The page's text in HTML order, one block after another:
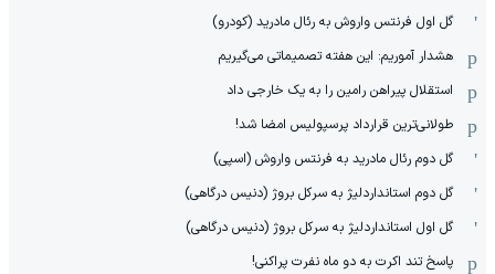
گل اول فرنتس واروش به رئال مادرید (کودرو)
هشدار آموریم: این هفته تصمیماتی می‌گیریم
استقلال پیراهن رامین را به یک خارجی داد
طولانی‌ترین قرارداد پرسپولیس امضا شد!
گل دوم رئال مادرید به فرنتس واروش (اسپی)
گل دوم استانداردلیژ به سرکل بروژ (دنیس درگاهی)
گل اول استانداردلیژ به سرکل بروژ (دنیس درگاهی)
پاسخ تند اکرت به دو ماه نفرت پراکنی!